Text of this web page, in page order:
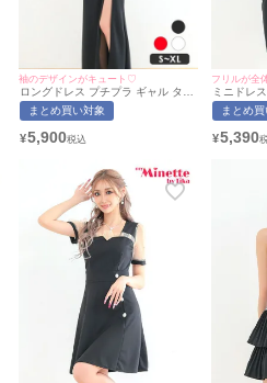
袖のデザインがキュート♡
ロングドレス プチプラ ギャル タイ
ト オフショル スリット セクシー ラ
ウンジ キャミソール シアー 谷間 背
用/S~XLサイズ対応) | myMinette/マ
まとめ買い対象
¥5,900
フリルが全
ミニドレ
ウンジ ノ
魅せ スナ
応） |
まとめ
¥5,390